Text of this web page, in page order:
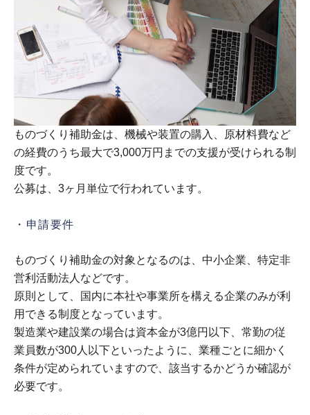
ものづくり補助金は、機械や装置の購入、原材料費など
の経費のうち最大で3,000万円までの支援が受けられる制
度です。
公募は、3ヶ月単位で行われています。
・申請要件
ものづくり補助金の対象となるのは、中小企業、特定非
営利活動法人などです。
原則として、国内に本社や事業所を構える企業のみが利
用できる制度となっています。
製造業や建設業の場合は資本金が3億円以下、常勤の従
業員数が300人以下といったように、業種ごとに細かく
条件が定められていますので、該当するかどうか確認が
必要です。